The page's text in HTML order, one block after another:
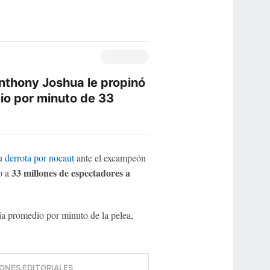
Joshua le propinó
por minuto de 33
derrota por nocautante el excampeón
a 33 millones de espectadores a
promedio por minuto de la pelea,
EDITORIALES